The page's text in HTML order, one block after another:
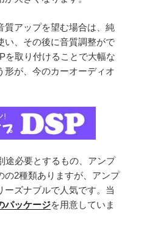
質アップを望む場合は、純
い、その後に音質調整がで
を取り付けることで大幅な
形が、今のカーオーディオ
途必要とするもの、アンプ
の2種類ありますが、アンプ
ーズナブルで人気です。当
パッケージを用意していま